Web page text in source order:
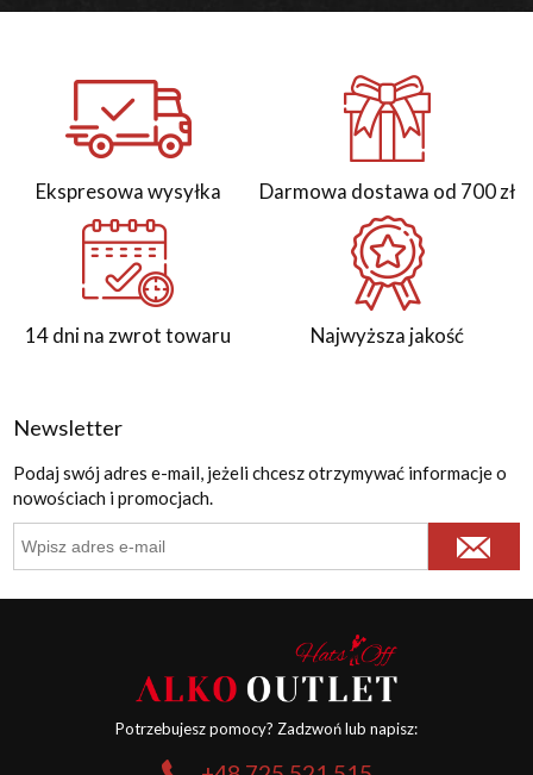
Ekspresowa wysyłka Darmowa dostawa od 700 zł
14 dni na zwrot towaru Najwyższa jakość
Newsletter
Podaj swój adres e-mail, jeżeli chcesz otrzymywać informacje o
nowościach i promocjach.
Potrzebujesz pomocy? Zadzwoń lub napisz: